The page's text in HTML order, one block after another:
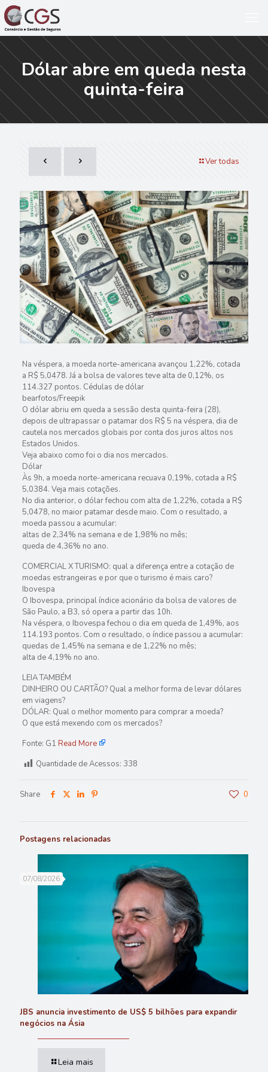
Dólar abre em queda nesta
quinta-feira
Ver todas
Na véspera, a moeda norte-americana avançou 1,22%, cotada
a R$ 5,0478. Já a bolsa de valores teve alta de 0,12%, os
114.327 pontos. Cédulas de dólar
bearfotos/Freepik
O dólar abriu em queda a sessão desta quinta-feira (28),
depois de ultrapassar o patamar dos R$ 5 na véspera, dia de
cautela nos mercados globais por conta dos juros altos nos
Estados Unidos.
Veja abaixo como foi o dia nos mercados.
Dólar
Às 9h, a moeda norte-americana recuava 0,19%, cotada a R$
5,0384. Veja mais cotações.
No dia anterior, o dólar fechou com alta de 1,22%, cotada a R$
5,0478, no maior patamar desde maio. Com o resultado, a
moeda passou a acumular:
altas de 2,34% na semana e de 1,98% no mês;
queda de 4,36% no ano.
COMERCIAL X TURISMO: qual a diferença entre a cotação de
moedas estrangeiras e por que o turismo é mais caro?
Ibovespa
O Ibovespa, principal índice acionário da bolsa de valores de
São Paulo, a B3, só opera a partir das 10h.
Na véspera, o Ibovespa fechou o dia em queda de 1,49%, aos
114.193 pontos. Com o resultado, o índice passou a acumular:
quedas de 1,45% na semana e de 1,22% no mês;
alta de 4,19% no ano.
LEIA TAMBÉM
DINHEIRO OU CARTÃO? Qual a melhor forma de levar dólares
em viagens?
DÓLAR: Qual o melhor momento para comprar a moeda?
O que está mexendo com os mercados?
Fonte: G1 Read More
Quantidade de Acessos: 338
Share 0
Postagens relacionadas
07/08/2026
JBS anuncia investimento de US$ 5 bilhões para expandir
negócios na Ásia
Leia mais